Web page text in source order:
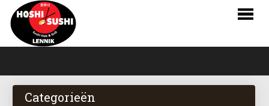
BESTELLEN
Categorieën